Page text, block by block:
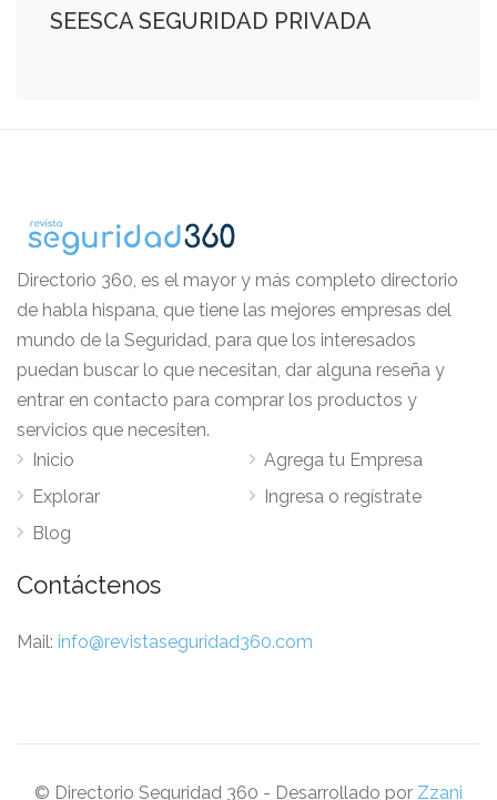
SEESCA SEGURIDAD PRIVADA
Directorio 360, es el mayor y más completo directorio
de habla hispana, que tiene las mejores empresas del
mundo de la Seguridad, para que los interesados
puedan buscar lo que necesitan, dar alguna reseña y
entrar en contacto para comprar los productos y
servicios que necesiten.
Inicio
Explorar
Blog
Agrega tu Empresa
Ingresa o regístrate
Contáctenos
Mail: info@revistaseguridad360.com
© Directorio Seguridad 360 - Desarrollado por Zzani